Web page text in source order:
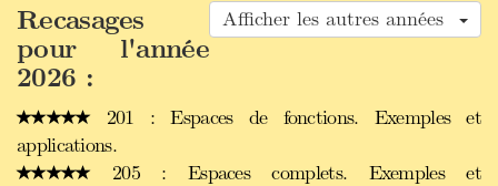
Afficher les autres années
Recasages
pour l'année
2026 :
201 : Espaces de fonctions. Exemples et
applications.
205 : Espaces complets. Exemples et